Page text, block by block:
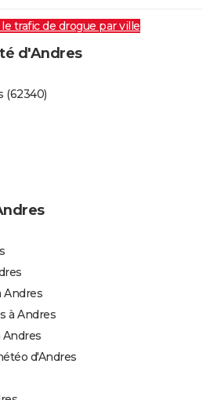
trafic de drogue par ville
d'Andres
(62340)
Andres
à Andres
Andres
d'Andres